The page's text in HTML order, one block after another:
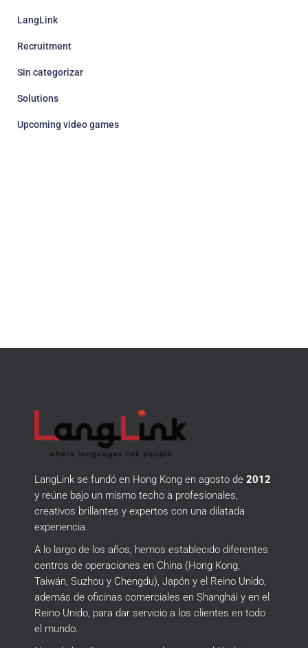
LangLink
Recruitment
Sin categorizar
Solutions
Upcoming video games
LangLink se fundó en Hong Kong en agosto de 2012
y reúne bajo un mismo techo a profesionales,
creativos brillantes y expertos con una dilatada
experiencia.
A lo largo de los años, hemos establecido diferentes
centros de operaciones en China (Hong Kong,
Taiwán, Suzhou y Chengdu), Japón y el Reino Unido,
además de oficinas comerciales en Shanghái y en el
Reino Unido, para dar servicio a los clientes en todo
el mundo.